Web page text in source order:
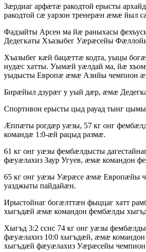
Зæрдиаг арфæтæ ракодтой ерысты
ракодтой сæ уарзон тренерæн æмæ йыл
Фадзайты Арсен ма йæ раныхасы
Дедегкаты Хъазыбег Уæрæсейы
Хъазыбег кæй бацæттæ кодта, уыцы
нудæс хатты. Уымæй уæлдай ма, йæ
уыдысты Европæ æмæ Азийы чемпион
Бирæйыл дзурæг у уый дæр, æмæ
Спортивон ерысты цыд рауад тынг
Æппæты рогдæр уæзы, 57 кг онг
командæ 1:0-æй рацыд размæ.
61 кг онг уæзы фембæлдысты
фæуæлахиз Заур Угуев, æмæ командон
65 кг онг уæзы Уæрæсе æмæ Европæйы
уазджыты пайдайæн.
Ирыстойнаг богæлттæн фыццаг хатт
хыгъдæй æмæ командон фембæлды
Хыгъд 3:2 ссис 74 кг онг уæзы
фæуæлахиз 10:0 хыгъдæй, æмæ
хыгъдæй фæуæлахиз Уæрæсейы чемпион